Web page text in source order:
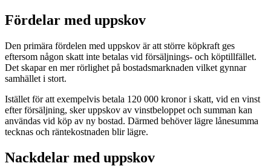
Fördelar med uppskov
Den primära fördelen med uppskov är att större köpkraft ges
eftersom någon skatt inte betalas vid försäljnings- och köptillfället.
Det skapar en mer rörlighet på bostadsmarknaden vilket gynnar
samhället i stort.
Istället för att exempelvis betala 120 000 kronor i skatt, vid en vinst
efter försäljning, sker uppskov av vinstbeloppet och summan kan
användas vid köp av ny bostad. Därmed behöver lägre lånesumma
tecknas och räntekostnaden blir lägre.
Nackdelar med uppskov